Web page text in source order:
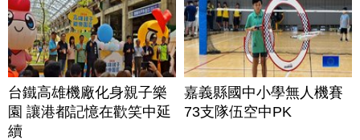
台鐵高雄機廠化身親子樂
園 讓港都記憶在歡笑中延
續
嘉義縣國中小學無人機賽
73支隊伍空中PK